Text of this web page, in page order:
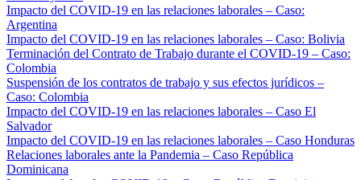
Impacto del COVID-19 en las relaciones laborales – Caso:
Argentina
Impacto del COVID-19 en las relaciones laborales – Caso: Bolivia
Terminación del Contrato de Trabajo durante el COVID-19 – Caso:
Colombia
Suspensión de los contratos de trabajo y sus efectos jurídicos –
Caso: Colombia
Impacto del COVID-19 en las relaciones laborales – Caso El
Salvador
Impacto del COVID-19 en las relaciones laborales – Caso Honduras
Relaciones laborales ante la Pandemia – Caso República
Dominicana